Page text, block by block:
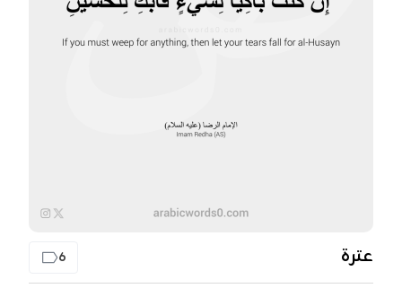
عترة 6